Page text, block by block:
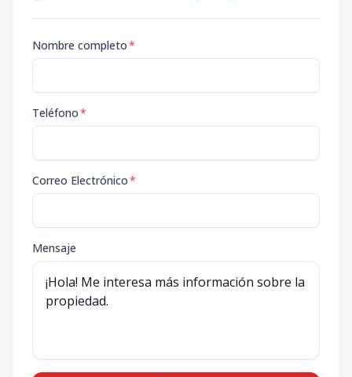
Nombre completo*
Teléfono*
Correo Electrónico*
Mensaje